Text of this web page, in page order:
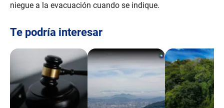
niegue a la evacuación cuando se indique.
Te podría interesar